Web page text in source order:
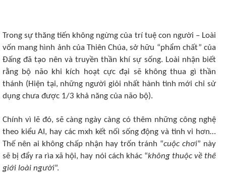
Trong sự thăng tiến không ngừng của trí tuệ con người – Loài
vốn mang hình ảnh của Thiên Chúa, sở hữu “phẩm chất” của
Đấng đã tạo nên và truyền thần khí sự sống. Loài nhận biết
rằng bộ não khi kích hoạt cực đại sẽ không thua gì thần
thánh (Hiện tại, những người giỏi nhất hành tinh mới chỉ sử
dụng chưa được 1/3 khả năng của não bộ).
Chính vì lẽ đó, sẽ càng ngày càng có thêm những công nghệ
theo kiểu AI, hay các mxh kết nối sống động và tinh vi hơn…
Thế nên ai không chấp nhận hay trốn tránh “cuộc chơi” này
sẽ bị đẩy ra rìa xã hội, hay nói cách khác “không thuộc về thế
giới loài người”.